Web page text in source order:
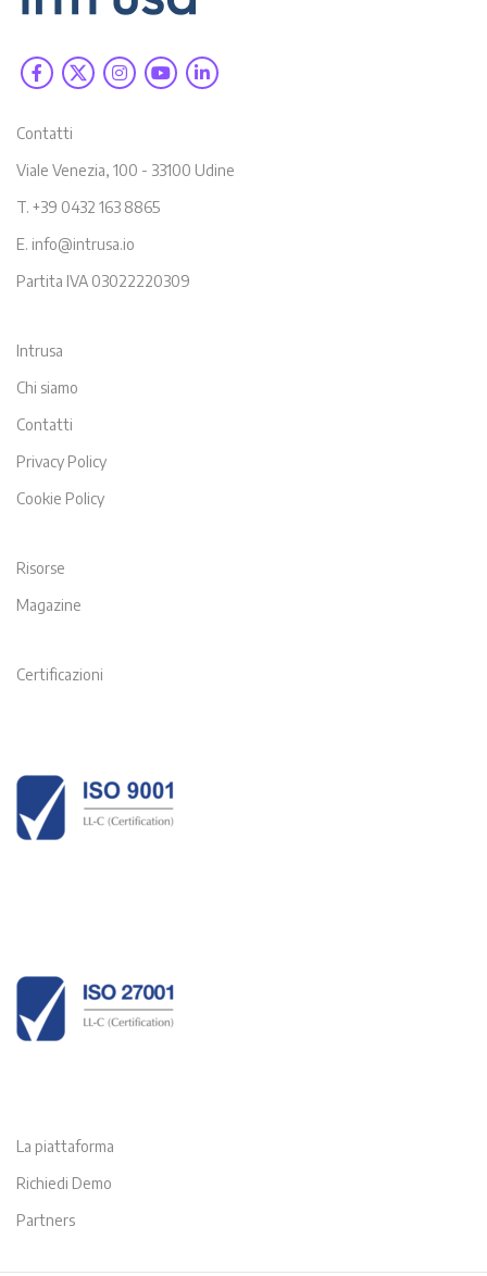
Contatti
Viale Venezia, 100 - 33100 Udine
T. +39 0432 163 8865
E. info@intrusa.io
Partita IVA 03022220309
Intrusa
Chi siamo
Contatti
Privacy Policy
Cookie Policy
Risorse
Magazine
Certificazioni
La piattaforma
Richiedi Demo
Partners